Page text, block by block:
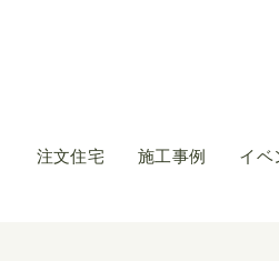
注文住宅 施工事例 イベ